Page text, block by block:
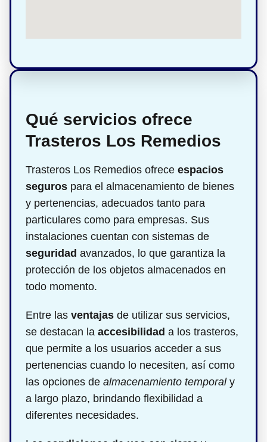
Qué servicios ofrece
Trasteros Los Remedios
Trasteros Los Remedios ofrece espacios
seguros para el almacenamiento de bienes
y pertenencias, adecuados tanto para
particulares como para empresas. Sus
instalaciones cuentan con sistemas de
seguridad avanzados, lo que garantiza la
protección de los objetos almacenados en
todo momento.
Entre las ventajas de utilizar sus servicios,
se destacan la accesibilidad a los trasteros,
que permite a los usuarios acceder a sus
pertenencias cuando lo necesiten, así como
las opciones de almacenamiento temporaly
a largo plazo, brindando flexibilidad a
diferentes necesidades.